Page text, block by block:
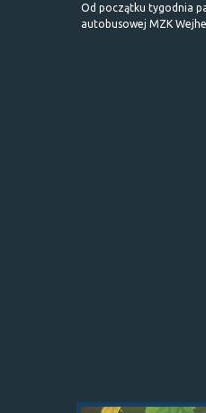
Od początku tygodnia
autobusowej MZK